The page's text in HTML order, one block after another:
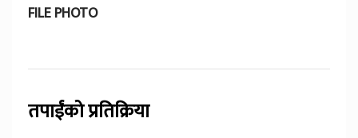
FILE PHOTO
तपाईंको प्रतिक्रिया